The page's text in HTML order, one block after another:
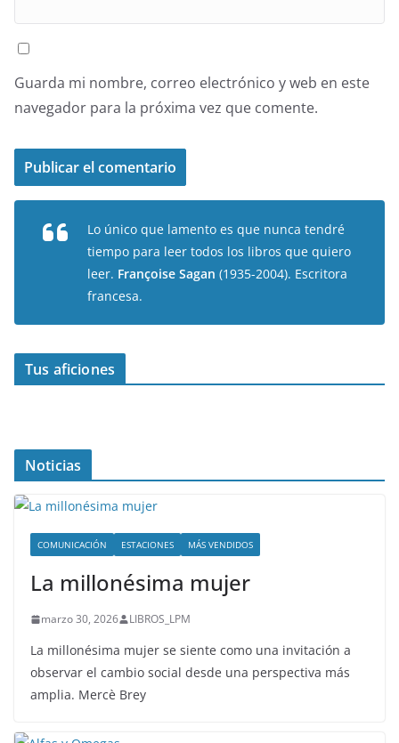
Guarda mi nombre, correo electrónico y web en este
navegador para la próxima vez que comente.
Lo único que lamento es que nunca tendré
tiempo para leer todos los libros que quiero
leer. Françoise Sagan (1935-2004). Escritora
francesa.
Tus aficiones
Noticias
COMUNICACIÓN ESTACIONES MÁS VENDIDOS
La millonésima mujer
marzo 30, 2026 LIBROS_LPM
La millonésima mujer se siente como una invitación a
observar el cambio social desde una perspectiva más
amplia. Mercè Brey